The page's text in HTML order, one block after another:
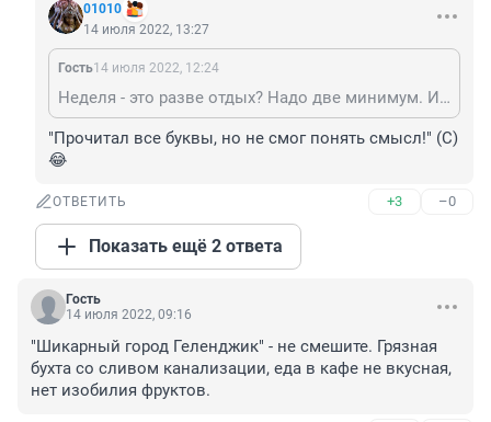
01010
14 июля 2022, 13:27
Гость14 июля 2022, 12:24
Неделя - это разве отдых? Надо две минимум. И семьёй - 4 человека. То есть по вашим расценкам почти миллион выйдет.
"Прочитал все буквы, но не смог понять смысл!" (С)
😂
ОТВЕТИТЬ +3 –0
Показать ещё 2 ответа
Гость
14 июля 2022, 09:16
"Шикарный город Геленджик" - не смешите. Грязная
бухта со сливом канализации, еда в кафе не вкусная,
нет изобилия фруктов.